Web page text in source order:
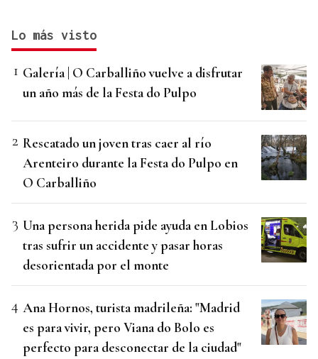
Lo más visto
Galería | O Carballiño vuelve a disfrutar
un año más de la Festa do Pulpo
Rescatado un joven tras caer al río
Arenteiro durante la Festa do Pulpo en
O Carballiño
Una persona herida pide ayuda en Lobios
tras sufrir un accidente y pasar horas
desorientada por el monte
Ana Hornos, turista madrileña: "Madrid
es para vivir, pero Viana do Bolo es
perfecto para desconectar de la ciudad"